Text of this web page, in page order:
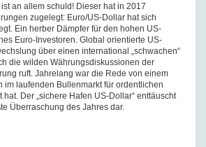
an allem schuld! Dieser hat in 2017
zugelegt: Euro/US-Dollar hat sich
Ein herber Dämpfer für den hohen US-
Euro-Investoren. Global orientierte US-
über einen international „schwachen“
die wilden Währungsdiskussionen der
ruft. Jahrelang war die Rede von einem
im laufenden Bullenmarkt für ordentlichen
Der „sichere Hafen US-Dollar“ enttäuscht
Überraschung des Jahres dar.